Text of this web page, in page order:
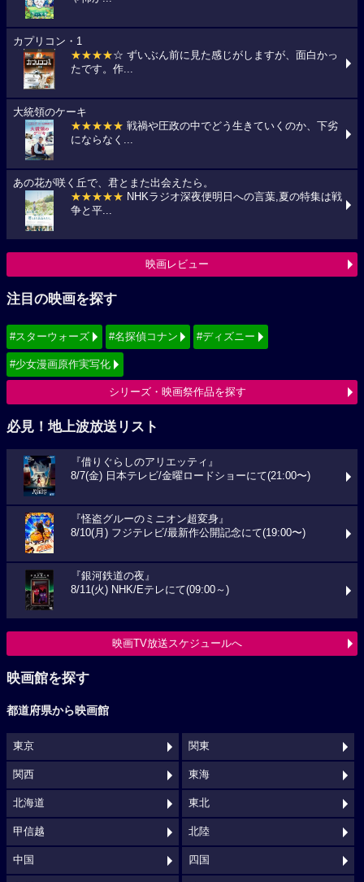
カプリコン・1
★★★★☆ ずいぶん前に見た感じがしますが、面白かっ
たです。作...
大統領のケーキ
★★★★★ 戦禍や圧政の中でどう生きていくのか、下劣
にならなく...
あの花が咲く丘で、君とまた出会えたら。
★★★★★ NHKラジオ深夜便明日への言葉,夏の特集は戦
争と平...
映画レビュー
注目の映画を探す
#スターウォーズ #名探偵コナン #ディズニー
#少女漫画原作実写化
シリーズ・映画祭作品を探す
必見！地上波放送リスト
『借りぐらしのアリエッティ』
8/7(金) 日本テレビ/金曜ロードショーにて(21:00〜)
『怪盗グルーのミニオン超変身』
8/10(月) フジテレビ/最新作公開記念にて(19:00〜)
『銀河鉄道の夜』
8/11(火) NHK/Eテレにて(09:00～)
映画TV放送スケジュールへ
映画館を探す
都道府県から映画館
東京 関東
関西 東海
北海道 東北
甲信越 北陸
中国 四国